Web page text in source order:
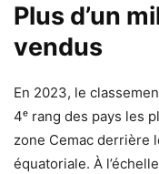
Plus d’un
vendus
En 2023, le
4ᵉ rang des pays les
zone Cemac derrière
équatoriale. À